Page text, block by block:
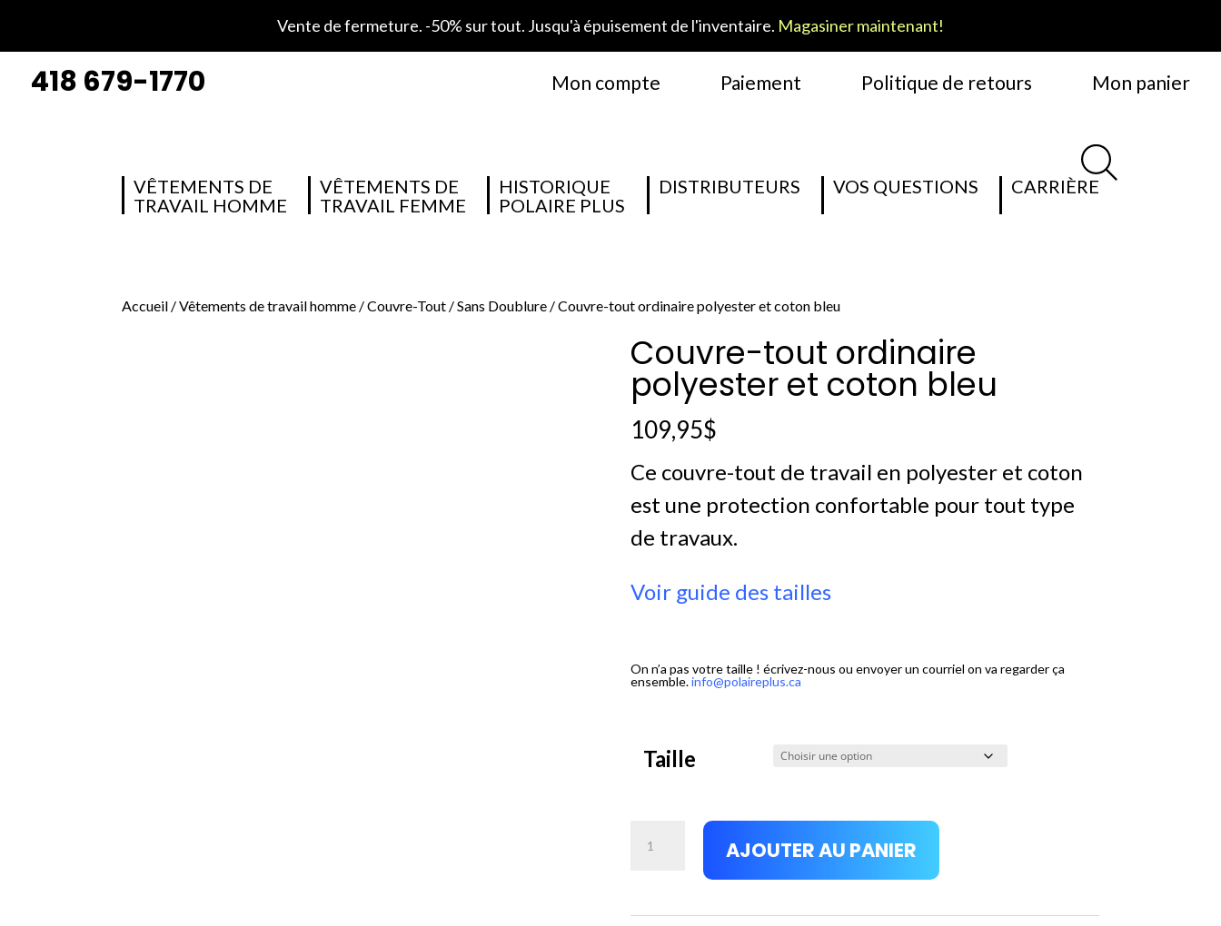
Vente de fermeture. -50% sur tout. Jusqu'à épuisement de l'inventaire. Magasiner maintenant!
418 679-1770 Mon compte Paiement Politique de retours Mon panier
VÊTEMENTS DE
TRAVAIL HOMME
VÊTEMENTS DE
TRAVAIL FEMME
HISTORIQUE
POLAIRE PLUS
DISTRIBUTEURS VOS QUESTIONS CARRIÈRE
Accueil /Vêtements de travail homme /Couvre-Tout /Sans Doublure / Couvre-tout ordinaire polyester et coton bleu
Couvre-tout ordinaire
polyester et coton bleu
109,95$
Ce couvre-tout de travail en polyester et coton
est une protection confortable pour tout type
de travaux.
Voir guide des tailles
On n’a pas votre taille ! écrivez-nous ou envoyer un courriel on va regarder ça
ensemble. info@polaireplus.ca
Taille
quantité
AJOUTER AU PANIER